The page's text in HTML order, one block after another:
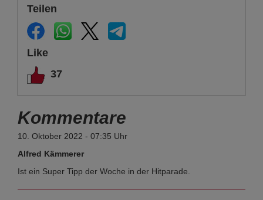
Teilen
Like
37
Kommentare
10. Oktober 2022 - 07:35 Uhr
Alfred Kämmerer
Ist ein Super Tipp der Woche in der Hitparade.